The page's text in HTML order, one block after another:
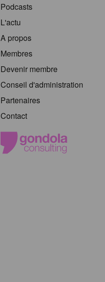
Podcasts
L'actu
A propos
Membres
Devenir membre
Conseil d'administration
Partenaires
Contact